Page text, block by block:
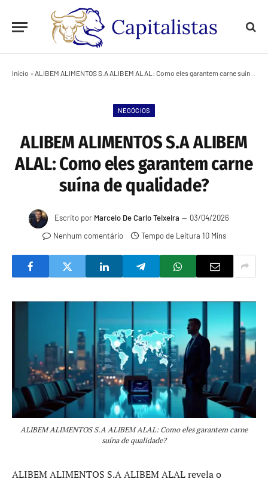
Início » ALIBEM ALIMENTOS S.A ALIBEM ALAL: Como eles garantem carne suína de qualidade?
NEGÓCIOS
ALIBEM ALIMENTOS S.A ALIBEM
ALAL: Como eles garantem carne
suína de qualidade?
Escrito por Marcelo De Carlo Teixeira
03/04/2026
Nenhum comentário
Tempo de Leitura 10 Mins
ALIBEM ALIMENTOS S.A ALIBEM ALAL: Como eles garantem carne
suína de qualidade?
ALIBEM ALIMENTOS S.A ALIBEM ALAL revela o